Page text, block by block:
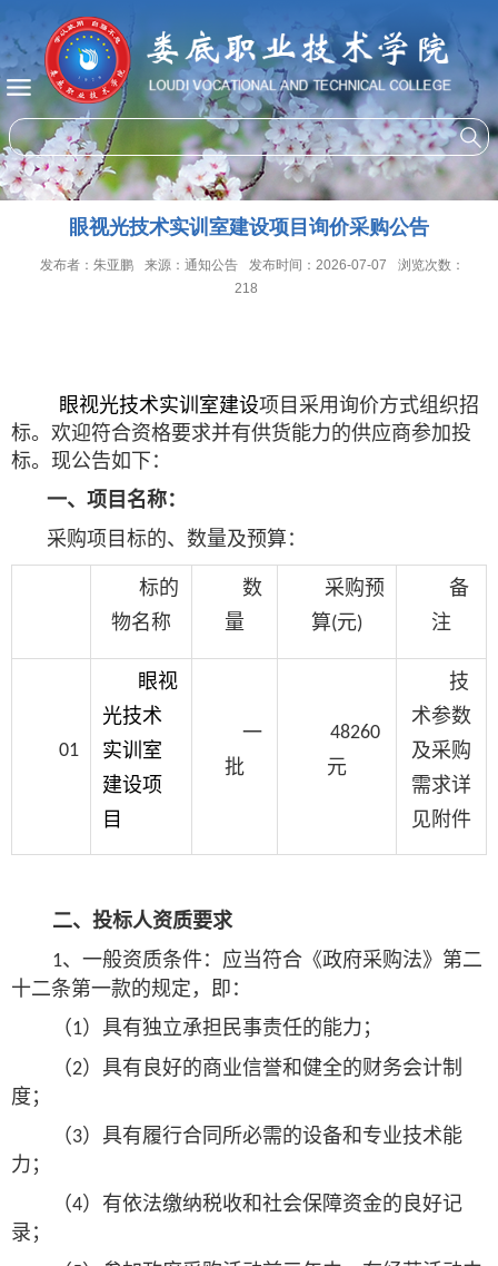
眼视光技术实训室建设项目询价采购公告
发布者：朱亚鹏 来源：通知公告 发布时间：2026-07-07
浏览次数：
218
眼视光技术实训室建设项目采用询价方式组织招
标。欢迎符合资格要求并有供货能力的供应商参加投
标。现公告如下：
一、项目名称：
采购项目标的、数量及预算：
标的
物名称
数
量
采购预
算(元)
备
注
01
眼视
光技术
实训室
建设项
目
一
批
48260
元
技
术参数
及采购
需求详
见附件
二、投标人资质要求
1、一般资质条件：应当符合《政府采购法》第二
十二条第一款的规定，即：
（1）具有独立承担民事责任的能力；
（2）具有良好的商业信誉和健全的财务会计制
度；
（3）具有履行合同所必需的设备和专业技术能
力；
（4）有依法缴纳税收和社会保障资金的良好记
录；